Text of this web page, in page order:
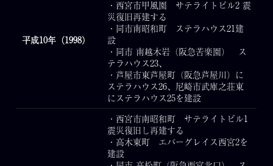
平成10年（1998）
・西宮市甲風園 サテライトビル2 震
災復旧再建する
・同市南昭和町 ステラハウス21建
設
・同市 南越木岩（阪急苦楽園） ス
テラハウス23、
・芦屋市東芦屋町（阪急芦屋川）に
ステラハウス26、尼崎市武庫之荘東
にステラハウス25を建設
・西宮市南昭和町 サテライトビル1
震災復旧し再建する
・高木東町 エバーグレイス西宮2を
建設